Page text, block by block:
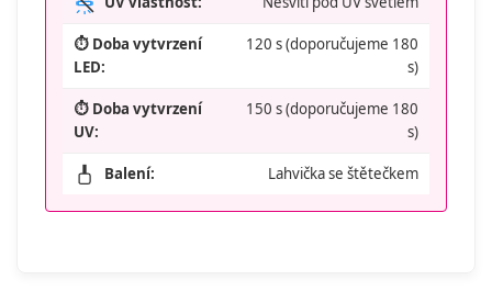
⏱️ Doba vytvrzení
LED:
120 s (doporučujeme 180
s)
⏱️ Doba vytvrzení
UV:
150 s (doporučujeme 180
s)
Balení: Lahvička se štětečkem